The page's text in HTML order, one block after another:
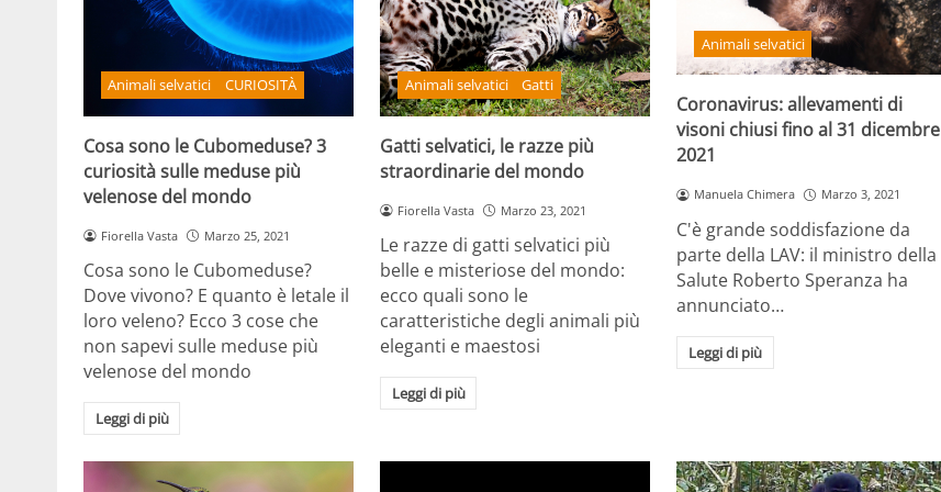
Animali selvatici CURIOSITÀ
Cosa sono le Cubomeduse? 3
curiosità sulle meduse più
velenose del mondo
Fiorella Vasta Marzo 25, 2021
Cosa sono le Cubomeduse?
Dove vivono? E quanto è letale il
loro veleno? Ecco 3 cose che
non sapevi sulle meduse più
velenose del mondo
Leggi di più
Animali selvatici Gatti
Gatti selvatici, le razze più
straordinarie del mondo
Fiorella Vasta Marzo 23, 2021
Le razze di gatti selvatici più
belle e misteriose del mondo:
ecco quali sono le
caratteristiche degli animali più
eleganti e maestosi
Leggi di più
Animali selvatici
Coronavirus: allevamenti di
visoni chiusi fino al 31 dicembre
2021
Manuela Chimera Marzo 3, 2021
C'è grande soddisfazione da
parte della LAV: il ministro della
Salute Roberto Speranza ha
annunciato…
Leggi di più